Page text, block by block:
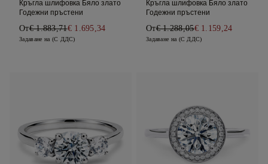
Кръгла шлифовка Бяло злато
Годежни пръстени
От€ 1.883,71€ 1.695,34
Задаване на (С ДДС)
Кръгла шлифовка Бяло злато
Годежни пръстени
От€ 1.288,05€ 1.159,24
Задаване на (С ДДС)